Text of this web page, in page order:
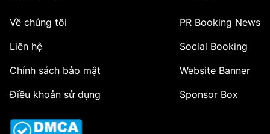
Về chúng tôi
Liên hệ
Chính sách bảo mật
Điều khoản sử dụng
PR Booking News
Social Booking
Website Banner
Sponsor Box